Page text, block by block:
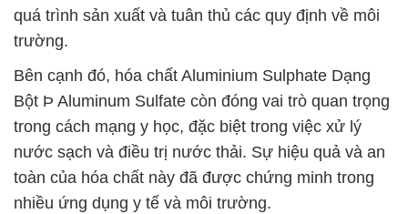
quá trình sản xuất và tuân thủ các quy định về môi
trường.
Bên cạnh đó, hóa chất Aluminium Sulphate Dạng
Bột Þ Aluminum Sulfate còn đóng vai trò quan trọng
trong cách mạng y học, đặc biệt trong việc xử lý
nước sạch và điều trị nước thải. Sự hiệu quả và an
toàn của hóa chất này đã được chứng minh trong
nhiều ứng dụng y tế và môi trường.